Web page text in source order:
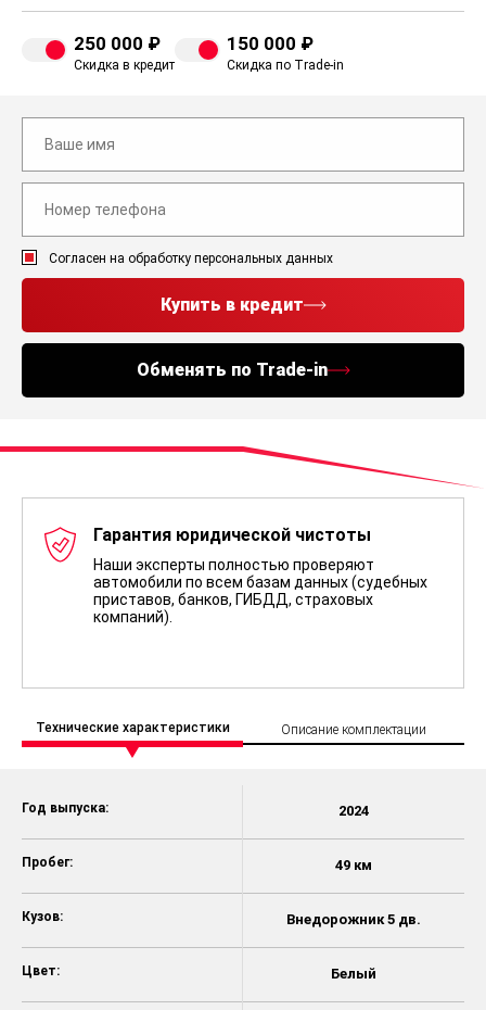
250 000 ₽
Скидка в кредит
150 000 ₽
Скидка по Trade-in
Согласен на обработку персональных данных
Купить в кредит
Обменять по Trade-in
Гарантия юридической чистоты
Наши эксперты полностью проверяют
автомобили по всем базам данных (судебных
приставов, банков, ГИБДД, страховых
компаний).
Технические характеристики Описание комплектации
Год выпуска:
Пробег:
Кузов:
Цвет:
2024
49 км
Внедорожник 5 дв.
Белый